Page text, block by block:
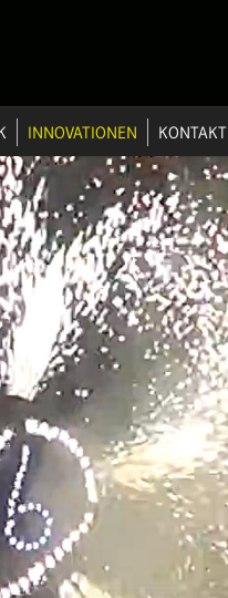
INNOVATIONEN KONTAKT